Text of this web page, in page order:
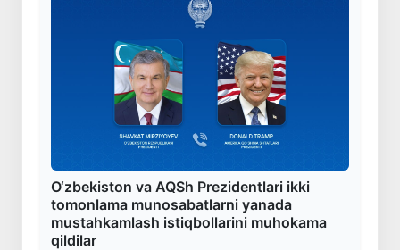
O‘zbekiston va AQSh Prezidentlari ikki
tomonlama munosabatlarni yanada
mustahkamlash istiqbollarini muhokama
qildilar